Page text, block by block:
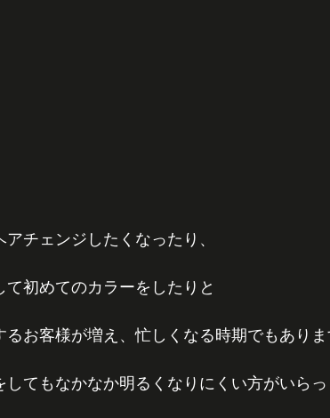
チェンジしたくなったり、
初めてのカラーをしたりと
お客様が増え、忙しくなる時期でもありま
てもなかなか明るくなりにくい方がいらっ